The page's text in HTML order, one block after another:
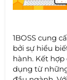
1BOSS cung
bởi sự hiểu
hành. Kết
dụng từ